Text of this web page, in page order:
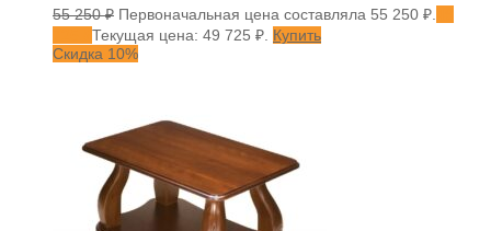
55 250₽ Первоначальная цена составляла 55 250 ₽.
Текущая цена: 49 725 ₽. Купить
Скидка 10%